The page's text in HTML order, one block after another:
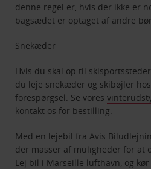
denne regel er, hvis der ikke er
bagsædet er optaget af andre
Snekæder
Hvis du skal op til
du leje snekæder og skibøjler
forespørgsel. Se vores
kontakt os for bestilling.
Med en lejebil fra Avis
der masser af muligheder for at
Lej bil i Marseille lufthavn, og